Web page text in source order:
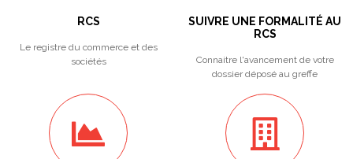
RCS
Le registre du commerce et des
sociétés
SUIVRE UNE FORMALITÉ AU
RCS
Connaitre l'avancement de votre
dossier déposé au greffe